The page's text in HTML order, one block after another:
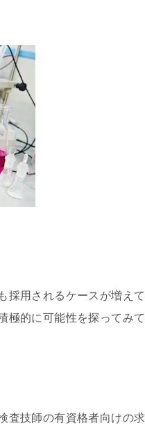
採用されるケースが増え
的に可能性を探ってみて
査技師の有資格者向けの